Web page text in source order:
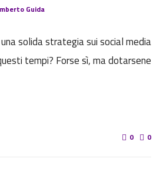
Guida
solida strategia sui social media
tempi? Forse sì, ma dotarsene
0
0